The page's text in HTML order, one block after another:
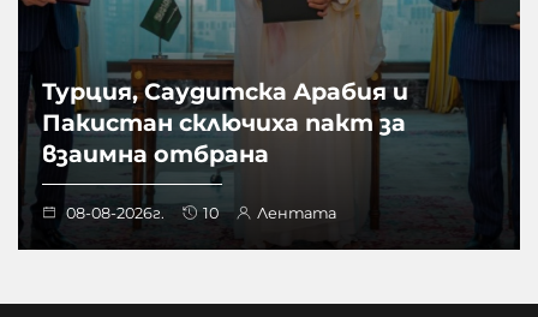
Турция, Саудитска Арабия и
Пакистан сключиха пакт за
взаимна отбрана
08-08-2026г. 10 Лентата